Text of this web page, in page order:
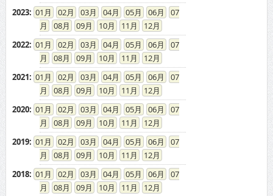
2023: 01 02 03 04 05 06
07
08
09 10 11
12
2022: 01 02 03 04 05 06
07
08
09 10 11
12
2021: 01 02 03 04 05 06
07
08
09 10 11
12
2020: 01 02 03 04 05 06
07
08
09 10 11
12
2019: 01 02 03 04 05 06
07
08
09 10 11
12
2018: 01 02 03 04 05 06
07
08
09 10 11
12